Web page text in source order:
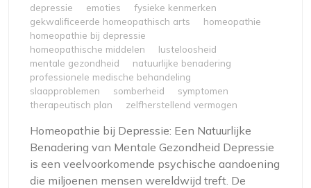
depressie
emoties
fysieke kenmerken
gekwalificeerde homeopathisch arts
homeopathie
homeopathie bij depressie
homeopathische middelen
lusteloosheid
mentale gezondheid
natuurlijke benadering
professionele medische behandeling
slaapproblemen
somberheid
symptomen
therapeutisch plan
zelfherstellend vermogen
Homeopathie bij Depressie: Een Natuurlijke
Benadering van Mentale Gezondheid Depressie
is een veelvoorkomende psychische aandoening
die miljoenen mensen wereldwijd treft. De